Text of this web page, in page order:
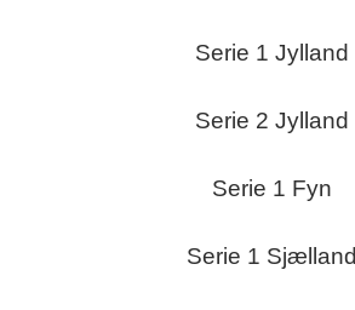
Serie 1 Jylland
Serie 2 Jylland
Serie 1 Fyn
Serie 1 Sjælland